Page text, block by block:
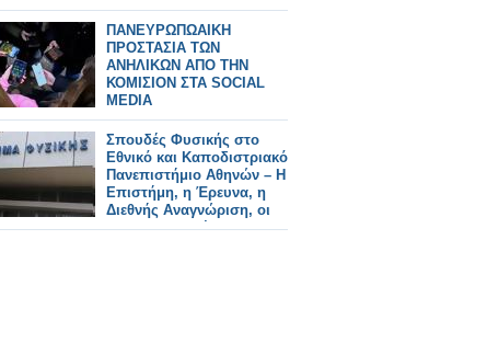
ΠΑΝΕΥΡΩΠΩΑΙΚΗ
ΠΡΟΣΤΑΣΙΑ ΤΩΝ
ΑΝΗΛΙΚΩΝ ΑΠΟ ΤΗΝ
ΚΟΜΙΣΙΟΝ ΣΤΑ SOCIAL
MEDIA
Σπουδές Φυσικής στο
Εθνικό και Καποδιστριακό
Πανεπιστήμιο Αθηνών – Η
Επιστήμη, η Έρευνα, η
Διεθνής Αναγνώριση, οι
Επαγγελματικές